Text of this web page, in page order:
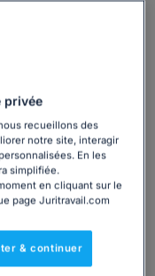
l'année, fixé par
218 jours;
de ces conventions
des journées ou
ainsi que des
privée
recueillons des
notre site, interagir
En les
simplifiée.
en cliquant sur le
page Juritravail.com
& continuer